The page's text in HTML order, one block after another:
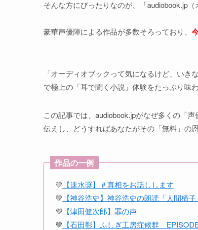
そんな方にぴったりなのが、「audiobook.jp（
豪華声優陣による作品が多数そろっており、
「オーディオブックって気になるけど、い
で極上の「耳で聞く小説」体験をたっぷり味
この記事では、audiobook.jpがなぜ多くの「
伝えし、どうすればあなたがその「無料」の
作品の一例
💛 【速水奨】＃真相をお話しします
💚 【神谷浩史】神谷浩史の朗読「人間椅子
💜 【津田健次郎】罪の声
💙 【石田彰】ふしぎ工房症候群